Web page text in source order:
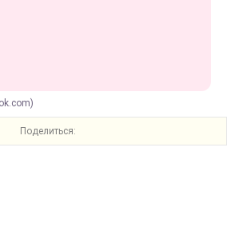
Поделиться: